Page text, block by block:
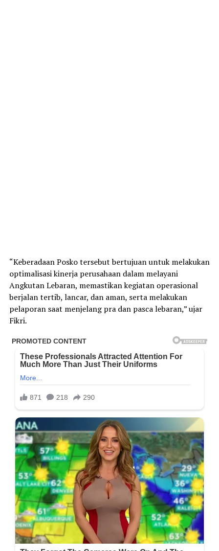
“Keberadaan Posko tersebut bertujuan untuk melakukan
optimalisasi kinerja perusahaan dalam melayani
Angkutan Lebaran, memastikan kegiatan operasional
berjalan tertib, lancar, dan aman, serta melakukan
pelaporan saat menjelang pra dan pasca lebaran,” ujar
Fikri.